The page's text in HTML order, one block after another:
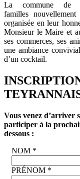
La commune de
familles
organisée en leur
Monsieur le Maire et
ses commerces, ses
une ambiance
d’un cocktail.
Vous venez d’arriver
participer à la
dessous :
NOM *
PRÉNOM *